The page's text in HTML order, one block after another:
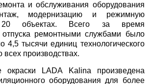
и обслуживания оборудования
модернизацию и режимную
объектах. Всего за время
отпуска ремонтными службами было
4,5 тысячи единиц технологического
всех производствах.
окраски LADA Kalina произведена
оборудования для более